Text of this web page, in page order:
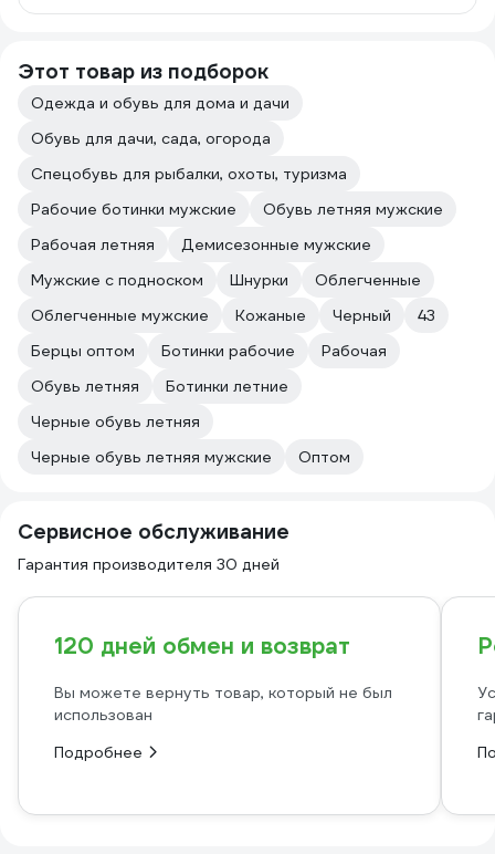
Этот товар из подборок
Одежда и обувь для дома и дачи
Обувь для дачи, сада, огорода
Спецобувь для рыбалки, охоты, туризма
Рабочие ботинки мужские
Обувь летняя мужские
Рабочая летняя
Демисезонные мужские
Мужские с подноском
Шнурки
Облегченные
Облегченные мужские
Кожаные Черный
43
Берцы оптом
Ботинки рабочие
Рабочая
Обувь летняя
Ботинки летние
Черные обувь летняя
Черные обувь летняя мужские
Оптом
Сервисное обслуживание
Гарантия производителя 30 дней
120 дней обмен и возврат
Вы можете вернуть товар, который не был
использован
Подробнее